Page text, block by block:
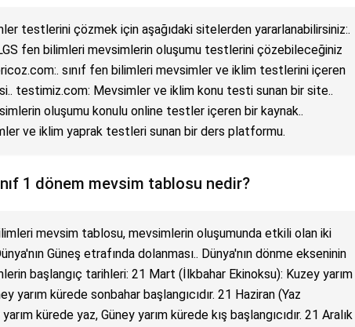
testlerini çözmek için aşağıdaki sitelerden yararlanabilirsiniz:.
fen bilimleri mevsimlerin oluşumu testlerini çözebileceğiniz
sınıf fen bilimleri mevsimler ve iklim testlerini içeren
testimiz.com: Mevsimler ve iklim konu testi sunan bir site..
oluşumu konulu online testler içeren bir kaynak..
ve iklim yaprak testleri sunan bir ders platformu.
1 dönem mevsim tablosu nedir?
mevsim tablosu, mevsimlerin oluşumunda etkili olan iki
Güneş etrafında dolanması.. Dünya'nın dönme ekseninin
başlangıç tarihleri: 21 Mart (İlkbahar Ekinoksu): Kuzey yarım
yarım kürede sonbahar başlangıcıdır. 21 Haziran (Yaz
kürede yaz, Güney yarım kürede kış başlangıcıdır. 21 Aralık